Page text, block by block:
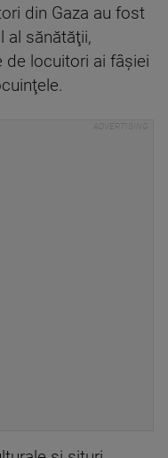
din Gaza au fost
al sănătăţii,
de locuitori ai fâşiei